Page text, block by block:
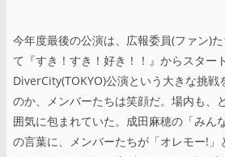
今年度最後の公演は、広報委員(ファン)
て『すき！すき！好き！！』からスター
DiverCity(TOKYO)公演という大きな挑戦
のか、メンバーたちは笑顔だ。場内も、
囲気に包まれていた。成田麻穂の「みん
の言葉に、メンバーたちが「オレモー!」